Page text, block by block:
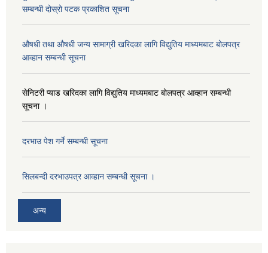
सम्बन्धी दोस्रो पटक प्रकाशित सूचना
औषधी तथा औषधी जन्य सामाग्री खरिदका लागि विद्युतिय माध्यमबाट बोलपत्र
आव्हान सम्बन्धी सूचना
सेनिटरी प्याड खरिदका लागि विद्युतिय माध्यमबाट बोलपत्र आव्हान सम्बन्धी
सूचना ।
दरभाउ पेश गर्ने सम्बन्धी सूचना
सिलबन्दी दरभाउपत्र आव्हान सम्बन्धी सूचना ।
अन्य